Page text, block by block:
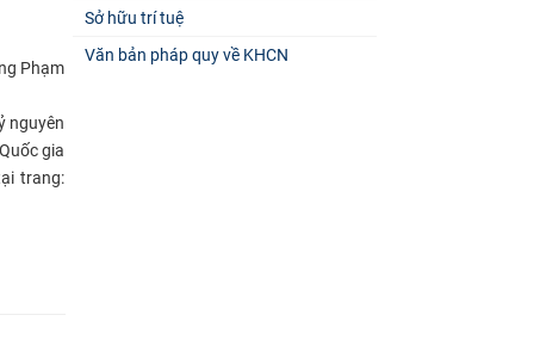
Phạm
nguyên
gia
trang:
Sở hữu trí tuệ
Văn bản pháp quy về KHCN